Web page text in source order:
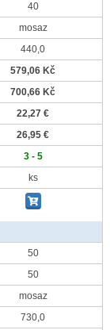
40
mosaz
440,0
579,06 Kč
700,66 Kč
22,27 €
26,95 €
3 - 5
ks
50
50
mosaz
730,0